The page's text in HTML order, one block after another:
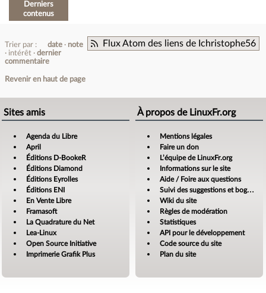
Derniers
contenus
Flux Atom des liens de Ichristophe56
Trier par : date
note
intérêt
dernier
commentaire
Revenir en haut de page
Sites amis
Agenda du Libre
April
Éditions D-BookeR
Éditions Diamond
Éditions Eyrolles
Éditions ENI
En Vente Libre
Framasoft
La Quadrature du Net
Lea-Linux
Open Source Initiative
Imprimerie Grafik Plus
À propos de LinuxFr.org
Mentions légales
Faire un don
L’équipe de LinuxFr.org
Informations sur le site
Aide / Foire aux questions
Suivi des suggestions et bogues
Wiki du site
Règles de modération
Statistiques
API pour le développement
Code source du site
Plan du site